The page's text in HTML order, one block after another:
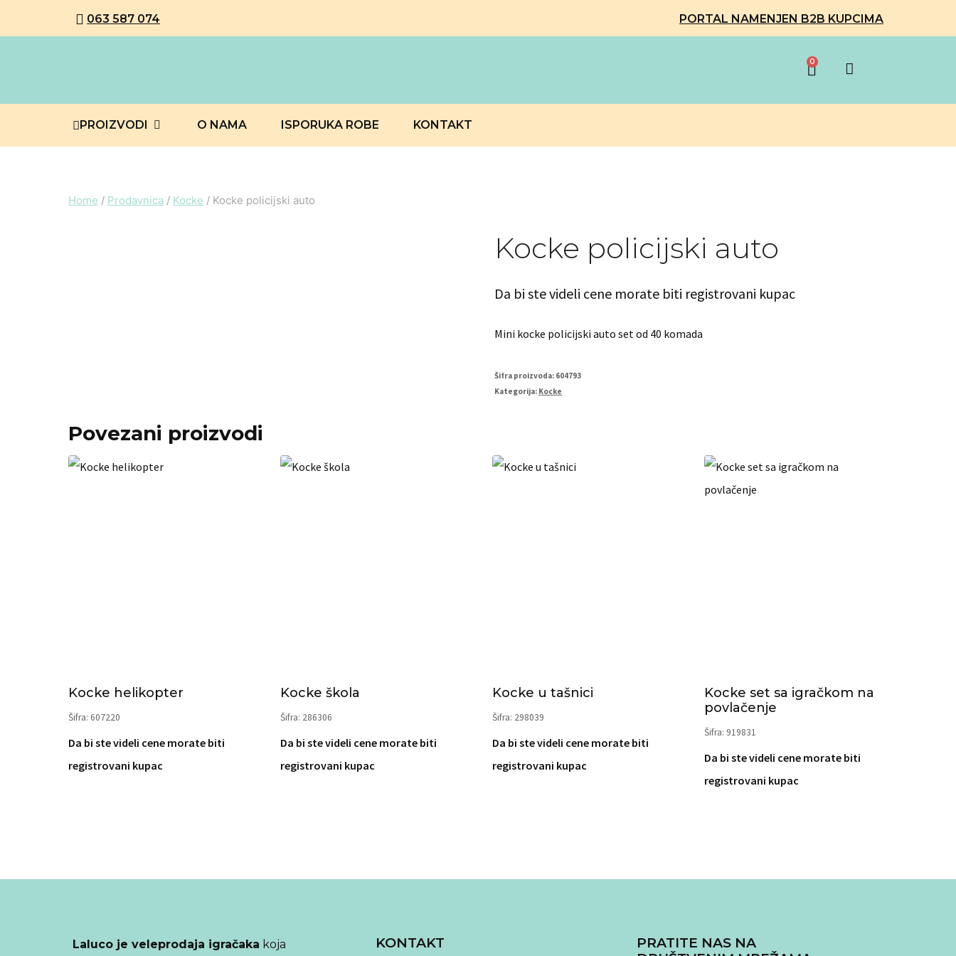
063 587 074 PORTAL NAMENJEN B2B KUPCIMA
0
PROIZVODI O NAMA ISPORUKA ROBE KONTAKT
Home / Prodavnica / Kocke / Kocke policijski auto
Kocke policijski auto
Da bi ste videli cene morate biti registrovani kupac
Mini kocke policijski auto set od 40 komada
Šifra proizvoda: 604793
Kategorija: Kocke
Povezani proizvodi
Kocke helikopter
Šifra: 607220
Da bi ste videli cene morate biti
registrovani kupac
Kocke škola
Šifra: 286306
Da bi ste videli cene morate biti
registrovani kupac
Kocke u tašnici
Šifra: 298039
Da bi ste videli cene morate biti
registrovani kupac
Kocke set sa igračkom na
povlačenje
Šifra: 919831
Da bi ste videli cene morate biti
registrovani kupac
Laluco je veleprodaja igračaka koja KONTAKT
PRATITE NAS NA